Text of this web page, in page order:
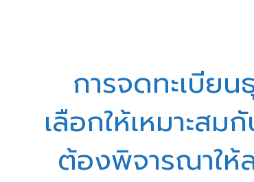
การจดทะเบีย
เลือกให้เหมาะสม
ต้องพิจารณาให้